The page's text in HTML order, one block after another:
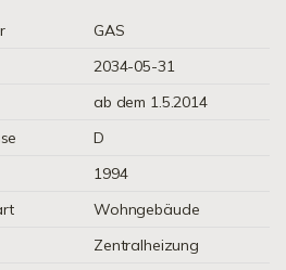
GAS
2034-05-31
ab dem 1.5.2014
D
1994
Wohngebäude
Zentralheizung